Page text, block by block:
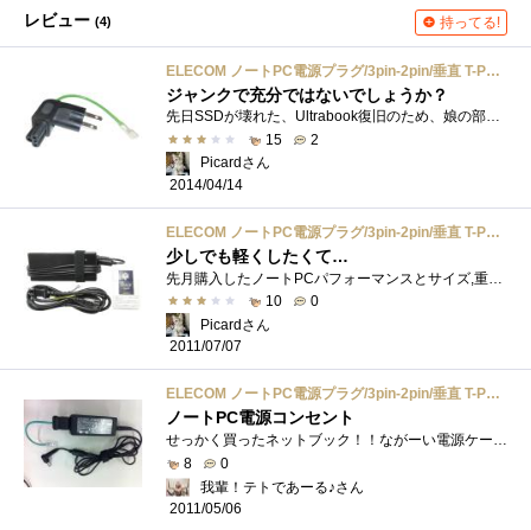
レビュー (4) 持ってる!
ELECOM ノートPC電源プラグ/3pin-2pin/垂直 T-PCAD32V
ジャンクで充分ではないでしょうか？
先日SSDが壊れた、Ultrabook復旧のため、娘の部屋からUltrabookを持ってくる際に、気が付きました。ACアダプターは、ミッキーコネクターが使われてい...
15
2
Picardさん
2014/04/14
ELECOM ノートPC電源プラグ/3pin-2pin/垂直 T-PCAD32V
少しでも軽くしたくて…
10
0
Picardさん
2011/07/07
ELECOM ノートPC電源プラグ/3pin-2pin/垂直 T-PCAD32V
ノートPC電源コンセント
せっかく買ったネットブック！！ながーい電源ケーブルが太くて邪魔なのでこのコンセントを購入。使って見てだがながーいケーブルがなくなっ�...
8
0
我輩！テトであーる♪さん
2011/05/06